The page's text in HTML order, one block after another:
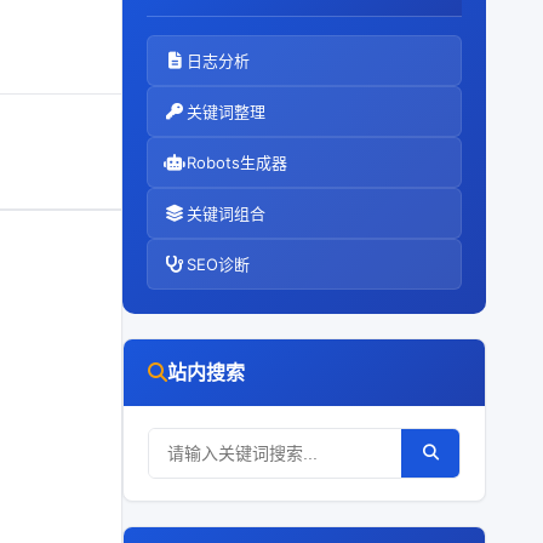
日志分析
关键词整理
Robots生成器
关键词组合
SEO诊断
站内搜索